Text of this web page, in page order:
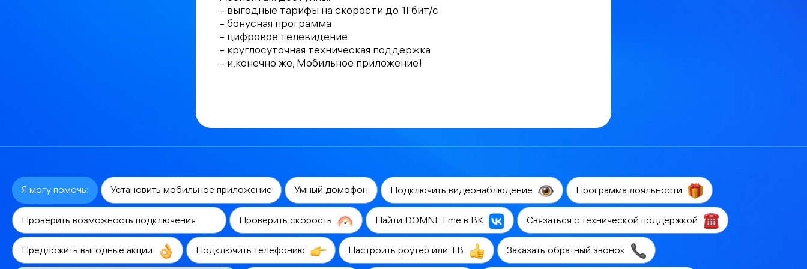
- выгодные тарифы на скорости до 1Гбит/с
- бонусная программа
- цифровое телевидение
- круглосуточная техническая поддержка
- и,конечно же, Мобильное приложение!
Я могу помочь: Установить мобильное приложение Умный домофон Подключить видеонаблюдение Программа лояльности
Проверить возможность подключения Проверить скорость Найти DOMNET.me в ВК Связаться с технической поддержкой
Предложить выгодные акции Подключить телефонию Настроить роутер или ТВ Заказать обратный звонок